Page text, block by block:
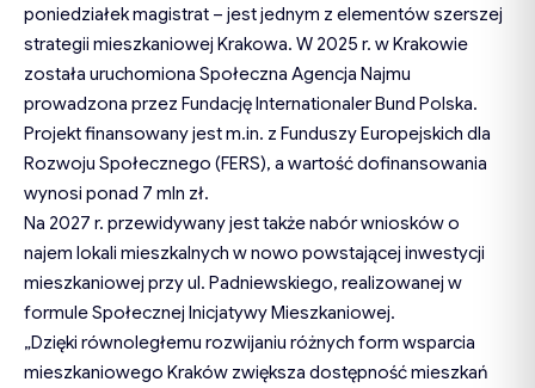
poniedziałek magistrat – jest jednym z elementów szerszej
strategii mieszkaniowej Krakowa. W 2025 r. w Krakowie
została uruchomiona Społeczna Agencja Najmu
prowadzona przez Fundację Internationaler Bund Polska.
Projekt finansowany jest m.in. z Funduszy Europejskich dla
Rozwoju Społecznego (FERS), a wartość dofinansowania
wynosi ponad 7 mln zł.
Na 2027 r. przewidywany jest także nabór wniosków o
najem lokali mieszkalnych w nowo powstającej inwestycji
mieszkaniowej przy ul. Padniewskiego, realizowanej w
formule Społecznej Inicjatywy Mieszkaniowej.
„Dzięki równoległemu rozwijaniu różnych form wsparcia
mieszkaniowego Kraków zwiększa dostępność mieszkań